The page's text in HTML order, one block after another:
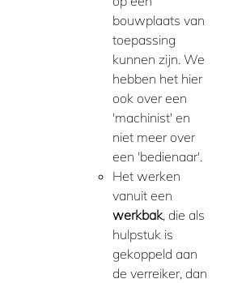
bouwplaats van
toepassing
kunnen zijn. We
hebben het hier
ook over een
'machinist' en
niet meer over
een 'bedienaar'.
Het werken
vanuit een
werkbak, die als
hulpstuk is
gekoppeld aan
de verreiker, dan